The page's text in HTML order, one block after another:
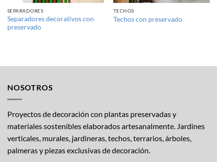
SEPARADORES
Separadores decorativos con
preservado
TECHOS
Techos con preservado
NOSOTROS
Proyectos de decoración con plantas preservadas y
materiales sostenibles elaborados artesanalmente. Jardines
verticales, murales, jardineras, techos, terrarios, árboles,
palmeras y piezas exclusivas de decoración.